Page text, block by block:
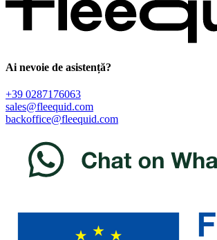
Ai nevoie de asistență?
+39 0287176063
sales@fleequid.com
backoffice@fleequid.com